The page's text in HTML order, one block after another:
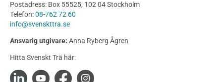
Produkter
Konstruktionsvirke
Konstruktionsvirke Behandlat
Konstruktionsvirke Fingerskarvat
Konstruktionsvirke Fingerskarvat Obehandlat
Postadress: Box 55525, 102 04 Stockholm
Telefon:08-762 72 60
info@svenskttra.se
Ansvarig utgivare: Anna Ryberg Ågren
Hitta Svenskt Trä här: